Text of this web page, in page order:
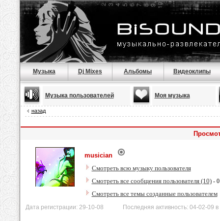
Музыка Dj Mixes Альбомы Видеоклипы
Музыка пользователей Моя музыка
назад
musician
Смотреть всю музыку пользователя
Смотреть все сообщения пользователя (10)- 0
Смотреть все темы созданные пользователем
Дата регистрации: 29-10-08 Последняя активность: 04-02-09 в